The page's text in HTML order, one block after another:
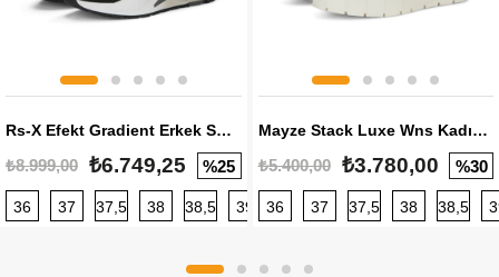
Rs-X Efekt Gradient Erkek Sneaker
₺8.999,00 ₺6.749,25 %25
36 37 37,5 38 38,5 39 40 40,5 41 42 42,5
Mayze Stack Luxe Wns Kadın Sneaker
₺5.400,00 ₺3.780,00 %30
36 37 37,5 38 38,5